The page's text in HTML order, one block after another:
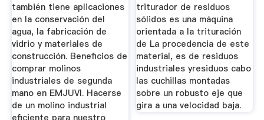
también tiene aplicaciones
en la conservación del
agua, la fabricación de
vidrio y materiales de
construcción. Beneficios de
comprar molinos
industriales de segunda
mano en EMJUVI. Hacerse
de un molino industrial
eficiente para nuestro
triturador de residuos
sólidos es una máquina
orientada a la trituración
de La procedencia de este
material, es de residuos
industriales yresiduos cabo
las cuchillas montadas
sobre un robusto eje que
gira a una velocidad baja.